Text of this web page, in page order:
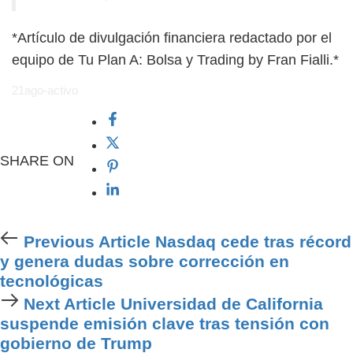
*Artículo de divulgación financiera redactado por el
equipo de Tu Plan A: Bolsa y Trading by Fran Fialli.*
SHARE ON
Previous
Article
Previous Article Nasdaq cede tras récord
y genera dudas sobre corrección en
tecnológicas
Next
Article
Next Article Universidad de California
suspende emisión clave tras tensión con
gobierno de Trump